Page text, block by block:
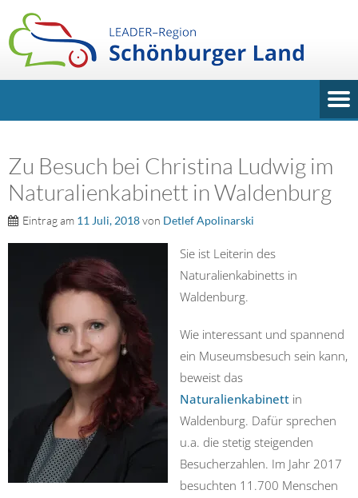
Zu Besuch bei Christina Ludwig im
Naturalienkabinett in Waldenburg
Eintrag am 11 Juli, 2018von Detlef Apolinarski
Sie ist Leiterin des
Naturalienkabinetts in
Waldenburg.
Wie interessant und spannend
ein Museumsbesuch sein kann,
beweist das
Naturalienkabinett in
Waldenburg. Dafür sprechen
u.a. die stetig steigenden
Besucherzahlen. Im Jahr 2017
besuchten 11.700 Menschen